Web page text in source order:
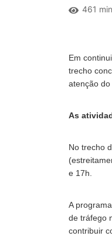
461
Em
trecho
atenção
As a
No trecho
e 17h.
A
de tráfego
contribuir